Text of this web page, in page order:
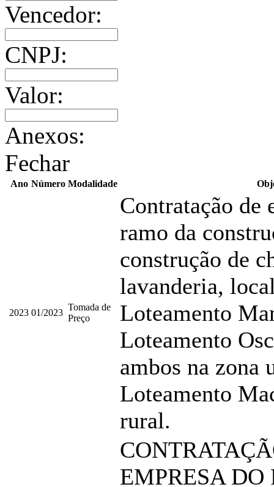
Vencedor:
CNPJ:
Valor:
Anexos:
Fechar
Ano Número Modalidade
2023 01/2023
Tomada de
Preço
Contratação de
ramo da
construção de
lavanderia,
Loteamento
Loteamento
ambos na zona
Loteamento
rural.
EMPRESA